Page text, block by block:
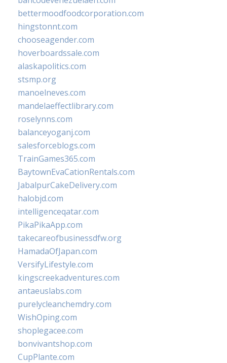
bettermoodfoodcorporation.com
hingstonnt.com
chooseagender.com
hoverboardssale.com
alaskapolitics.com
stsmp.org
manoelneves.com
mandelaeffectlibrary.com
roselynns.com
balanceyoganj.com
salesforceblogs.com
TrainGames365.com
BaytownEvaCationRentals.com
JabalpurCakeDelivery.com
halobjd.com
intelligenceqatar.com
PikaPikaApp.com
takecareofbusinessdfw.org
HamadaOfJapan.com
VersifyLifestyle.com
kingscreekadventures.com
antaeuslabs.com
purelycleanchemdry.com
WishOping.com
shoplegacee.com
bonvivantshop.com
CupPlante.com